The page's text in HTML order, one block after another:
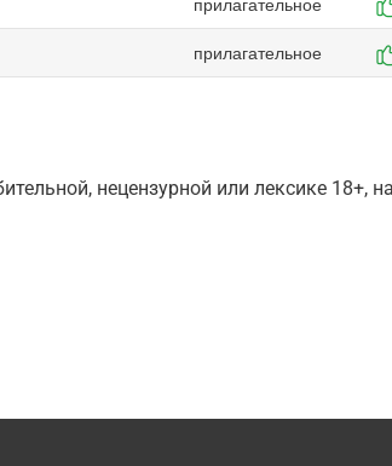
прилагательное
нецензурной или лексике 18+,